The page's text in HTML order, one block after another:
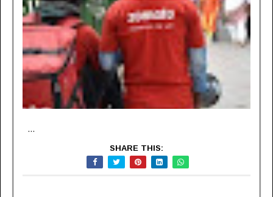
...
SHARE THIS: